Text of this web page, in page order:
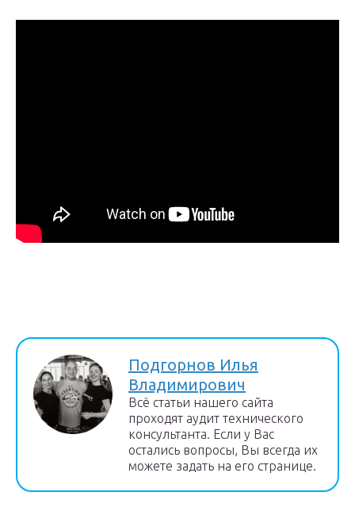
Подгорнов Илья
Владимирович
Всё статьи нашего сайта
проходят аудит технического
консультанта. Если у Вас
остались вопросы, Вы всегда их
можете задать на его странице.